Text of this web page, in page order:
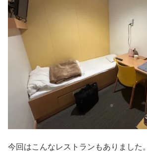
今回はこんなレストランもありました。